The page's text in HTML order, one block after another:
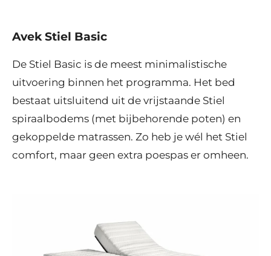
Avek Stiel Basic
De Stiel Basic is de meest minimalistische
uitvoering binnen het programma. Het bed
bestaat uitsluitend uit de vrijstaande Stiel
spiraalbodems (met bijbehorende poten) en
gekoppelde matrassen. Zo heb je wél het Stiel
comfort, maar geen extra poespas er omheen.